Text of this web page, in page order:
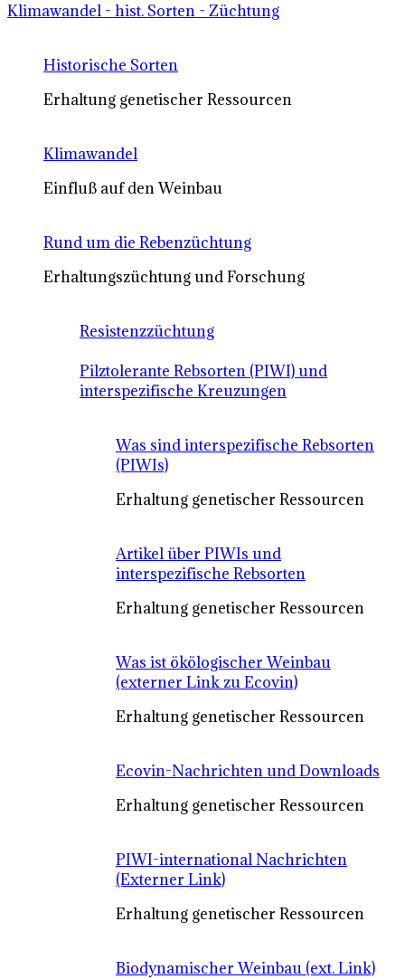
Klimawandel - hist. Sorten - Züchtung
Historische Sorten
Erhaltung genetischer Ressourcen
Klimawandel
Einfluß auf den Weinbau
Rund um die Rebenzüchtung
Erhaltungszüchtung und Forschung
Resistenzzüchtung
Pilztolerante Rebsorten (PIWI) und
interspezifische Kreuzungen
Was sind interspezifische Rebsorten
(PIWIs)
Erhaltung genetischer Ressourcen
Artikel über PIWIs und
interspezifische Rebsorten
Erhaltung genetischer Ressourcen
Was ist ökölogischer Weinbau
(externer Link zu Ecovin)
Erhaltung genetischer Ressourcen
Ecovin-Nachrichten und Downloads
Erhaltung genetischer Ressourcen
PIWI-international Nachrichten
(Externer Link)
Erhaltung genetischer Ressourcen
Biodynamischer Weinbau (ext. Link)